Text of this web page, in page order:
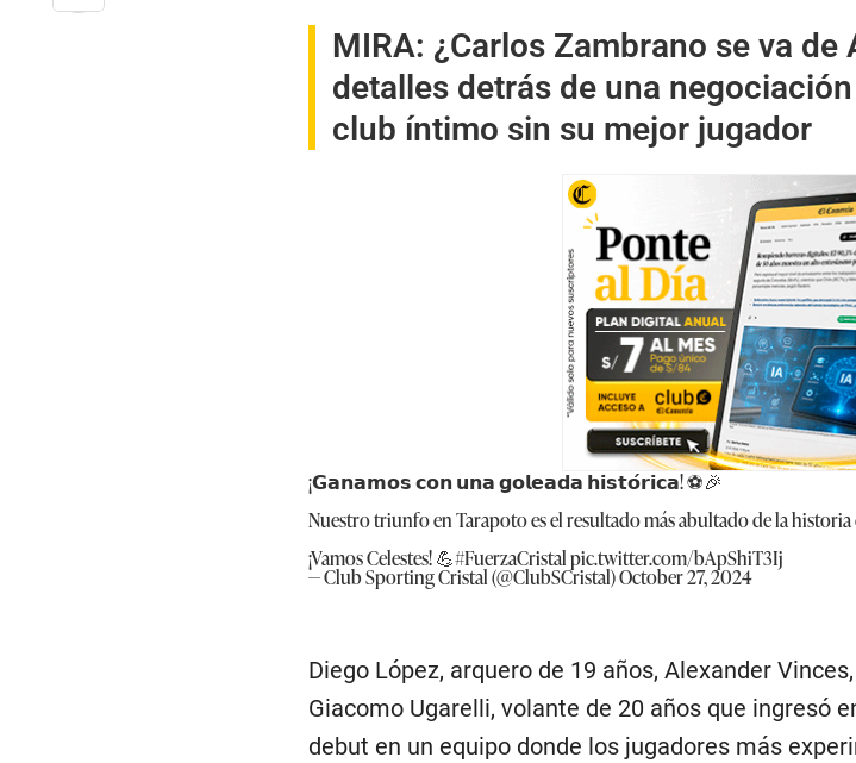
MIRA: ¿Carlos Zambrano se va de
detalles detrás de una
club íntimo sin su mejor jugador
¡𝗚𝗮𝗻𝗮𝗺𝗼𝘀 𝗰𝗼𝗻 𝘂𝗻𝗮 𝗴𝗼𝗹𝗲𝗮𝗱𝗮 𝗵𝗶𝘀𝘁𝗼́𝗿𝗶𝗰𝗮! ⚽🎉
Nuestro triunfo en Tarapoto es el resultado más abultado de la
¡Vamos Celestes! 💪#FuerzaCristalpic.twitter.com/bApShiT3Ij
— Club Sporting Cristal (@ClubSCristal)October 27, 2024
Diego López, arquero de 19 años, Alexander
Giacomo Ugarelli, volante de 20 años que ingresó
debut en un equipo donde los jugadores más